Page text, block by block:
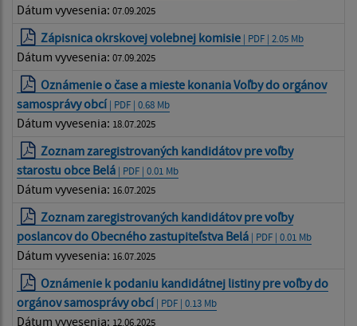
Dátum vyvesenia: 07.09.2025
Zápisnica okrskovej volebnej komisie | PDF | 2.05 Mb
Dátum vyvesenia: 07.09.2025
Oznámenie o čase a mieste konania Voľby do orgánov
samosprávy obcí | PDF | 0.68 Mb
Dátum vyvesenia: 18.07.2025
Zoznam zaregistrovaných kandidátov pre voľby
starostu obce Belá | PDF | 0.01 Mb
Dátum vyvesenia: 16.07.2025
Zoznam zaregistrovaných kandidátov pre voľby
poslancov do Obecného zastupiteľstva Belá | PDF | 0.01 Mb
Dátum vyvesenia: 16.07.2025
Oznámenie k podaniu kandidátnej listiny pre voľby do
orgánov samosprávy obcí | PDF | 0.13 Mb
Dátum vyvesenia: 12.06.2025